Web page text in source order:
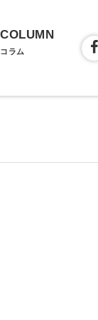
COLUMN
コラム